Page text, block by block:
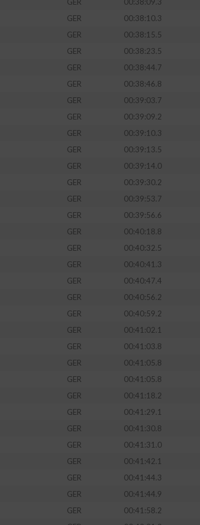
GER
00:38:10.3
GER
00:38:15.5
GER
00:38:23.5
GER
00:38:44.7
GER
00:38:46.8
GER
00:39:03.7
GER
00:39:09.2
GER
00:39:10.3
GER
00:39:13.5
GER
00:39:14.0
GER
00:39:30.2
GER
00:39:53.7
GER
00:39:56.6
GER
00:40:18.8
GER
00:40:32.5
GER
00:40:41.3
GER
00:40:47.4
GER
00:40:56.2
GER
00:40:59.2
GER
00:41:02.1
GER
00:41:03.8
GER
00:41:05.8
GER
00:41:05.8
GER
00:41:18.2
GER
00:41:29.1
GER
00:41:30.8
GER
00:41:31.0
GER
00:41:42.1
GER
00:41:44.3
GER
00:41:44.9
GER
00:41:58.2